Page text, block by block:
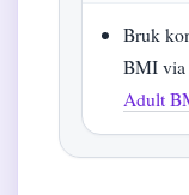
Bruk
BMI via
Adult